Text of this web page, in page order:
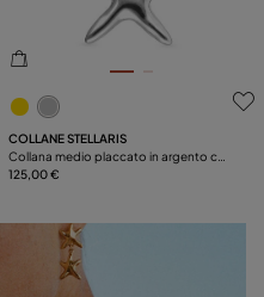
5 su 5 valutazioni dei clienti
COLLANE STELLARIS
Collana medio placcato in argento con
stella marina
125,00 €